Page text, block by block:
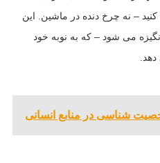
کنید – نه چرخ دنده در ماشین. این
می شود – که به نوبه خود
شناسی در منابع انسانی